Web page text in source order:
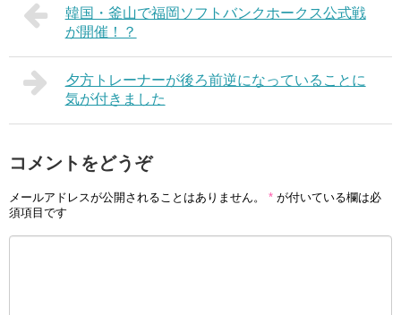
韓国・釜山で福岡ソフトバンクホークス公式戦
が開催！？
夕方トレーナーが後ろ前逆になっていることに
気が付きました
コメントをどうぞ
メールアドレスが公開されることはありません。 * が付いている欄は必
須項目です